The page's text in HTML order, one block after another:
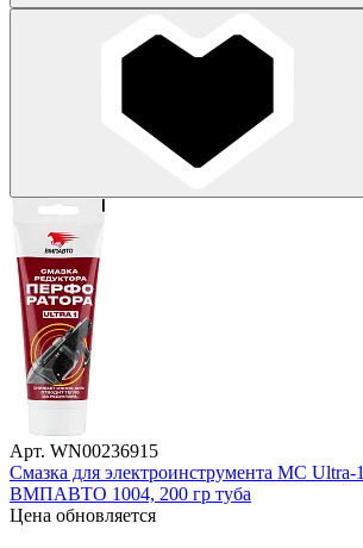
Арт. WN00236915
Смазка для электроинструмента МС Ultra-1
ВМПАВТО 1004, 200 гр туба
Цена обновляется